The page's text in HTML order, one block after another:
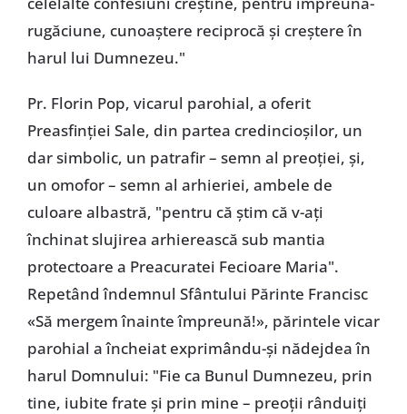
rugăciune, cunoaștere reciprocă și creștere în
harul lui Dumnezeu."
Pr. Florin Pop, vicarul parohial, a oferit
Preasfinției Sale, din partea credincioșilor, un
dar simbolic, un patrafir – semn al preoției, și,
un omofor – semn al arhieriei, ambele de
culoare albastră, "pentru că știm că v-ați
închinat slujirea arhierească sub mantia
protectoare a Preacuratei Fecioare Maria".
Repetând îndemnul Sfântului Părinte Francisc
«Să mergem înainte împreună!», părintele vicar
parohial a încheiat exprimându-și nădejdea în
harul Domnului: "Fie ca Bunul Dumnezeu, prin
tine, iubite frate și prin mine – preoții rânduiți